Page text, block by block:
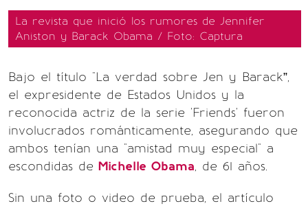
La revista que inició los rumores de Jennifer
Aniston y Barack Obama / Foto: Captura
Bajo el título "La verdad sobre Jen y Barack”,
el expresidente de Estados Unidos y la
reconocida actriz de la serie 'Friends' fueron
involucrados románticamente, asegurando que
ambos tenían una "amistad muy especial" a
escondidas de Michelle Obama, de 61 años.
Sin una foto o video de prueba, el artículo